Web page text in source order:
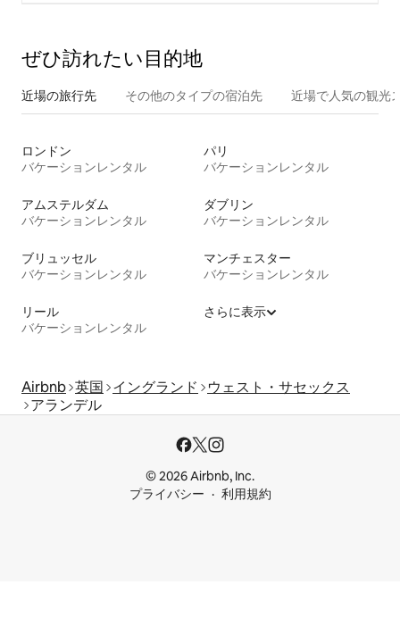
ぜひ訪⁠れ⁠た⁠い目⁠的⁠地
近場の旅行先 その他のタ⁠イ⁠プ⁠の宿⁠泊⁠先 近場で人気の観光
ロンドン
バケーションレンタル
パリ
バケーションレンタル
アムステルダム
バケーションレンタル
ダブリン
バケーションレンタル
ブリュッセル
バケーションレンタル
マンチェスター
バケーションレンタル
リール
バケーションレンタル
さらに表示
Airbnb 英国 イングランド
ウェスト・サセックス
アランデル
© 2026 Airbnb, Inc.
プライバシー
利用規約